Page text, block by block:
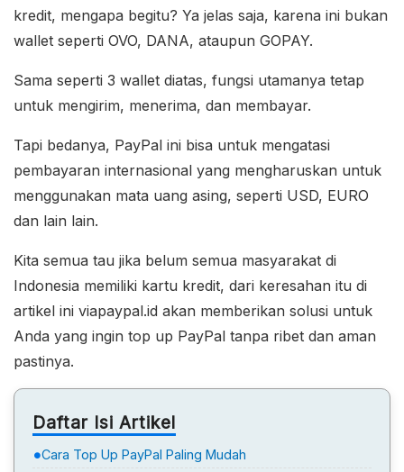
kredit, mengapa begitu? Ya jelas saja, karena ini bukan
wallet seperti OVO, DANA, ataupun GOPAY.
Sama seperti 3 wallet diatas, fungsi utamanya tetap
untuk mengirim, menerima, dan membayar.
Tapi bedanya, PayPal ini bisa untuk mengatasi
pembayaran internasional yang mengharuskan untuk
menggunakan mata uang asing, seperti USD, EURO
dan lain lain.
Kita semua tau jika belum semua masyarakat di
Indonesia memiliki kartu kredit, dari keresahan itu di
artikel ini viapaypal.id akan memberikan solusi untuk
Anda yang ingin top up PayPal tanpa ribet dan aman
pastinya.
Daftar Isi Artikel
Cara Top Up PayPal Paling Mudah